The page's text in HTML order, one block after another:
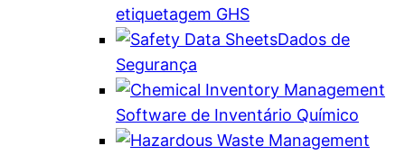
etiquetagem GHS
Dados de
Segurança
Software de Inventário Químico